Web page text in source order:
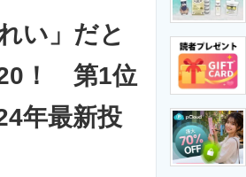
製造業のIT導入・活用を支援
エネルギーの専門メディア
い」だと
！ 第1位
年最新投